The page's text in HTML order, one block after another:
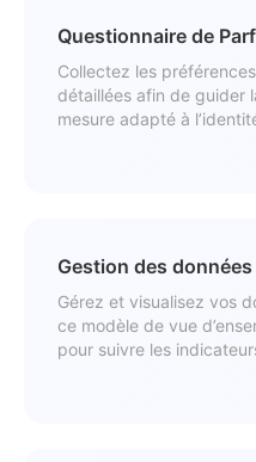
Questionnaire de
Collectez les
détaillées afin de guider
mesure adapté à
Gestion des
Gérez et visualisez vos
ce modèle de vue
pour suivre les